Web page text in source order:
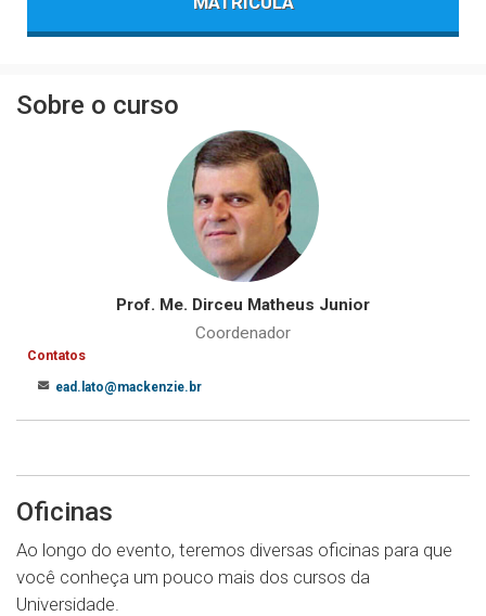
Sobre o curso
Prof. Me. Dirceu Matheus Junior
Coordenador
Contatos
ead.lato@mackenzie.br
Oficinas
Ao longo do evento, teremos diversas oficinas para que
você conheça um pouco mais dos cursos da
Universidade.